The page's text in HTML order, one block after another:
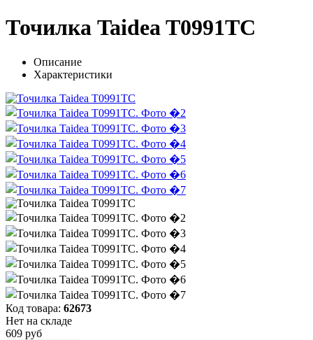
Точилка Taidea T0991TC
Описание
Характеристики
Код товара: 62673
Нет на складе
609 руб